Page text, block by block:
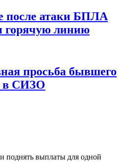
после атаки БПЛА
горячую линию
просьба бывшего
в СИЗО
поднять выплаты для одной